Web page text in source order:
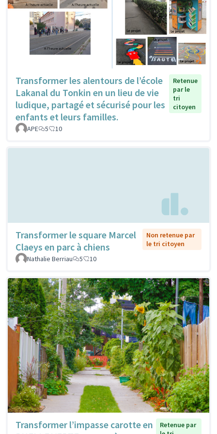
Transformer les alentours de l’école
Lakanal du Tonkin en un lieu de vie
ludique, partagé et sécurisé pour les
enfants et leurs familles.
Retenue
par le
tri
citoyen
APE 5 10
Transformer le square Marcel
Claeys en parc à chiens
Non retenue par
le tri citoyen
Nathalie Berriau
5 10
Transformer l’impasse carotte en
Retenue par